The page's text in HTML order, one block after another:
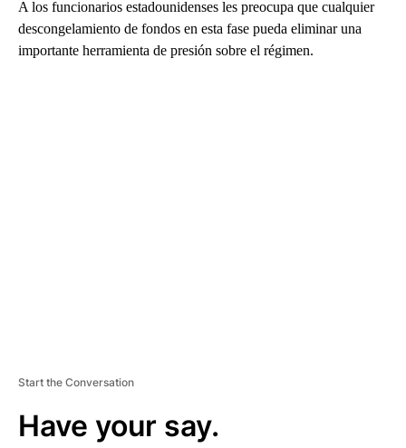
A los funcionarios estadounidenses les preocupa que cualquier
descongelamiento de fondos en esta fase pueda eliminar una
importante herramienta de presión sobre el régimen.
Start the Conversation
Have your say.